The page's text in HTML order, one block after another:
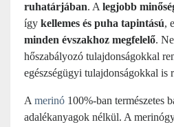
ruhatárjában. A legjobb
így kellemes és puha tapintású,
minden évszakhoz megfelelő.
hőszabályozó tulajdonságokkal
egészségügyi tulajdonságokkal is
A merinó 100%-ban természetes
adalékanyagok nélkül. A